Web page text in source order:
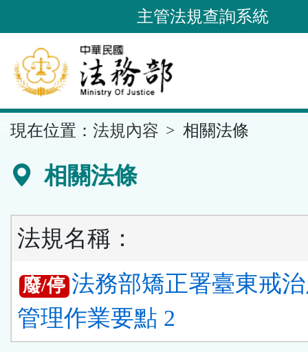
到
要
內
容
區
主管法規查詢系統
現在位置： 法規內容 相關法條
相關法條
法規名稱：
廢/停 法務部矯正署臺東戒
管理作業要點 2